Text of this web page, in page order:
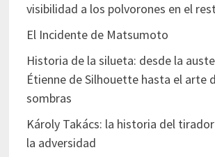
visibilidad a los polvorones en el
El Incidente de Matsumoto
Historia de la silueta: desde la
Étienne de Silhouette hasta el arte
sombras
Károly Takács: la historia del
la adversidad